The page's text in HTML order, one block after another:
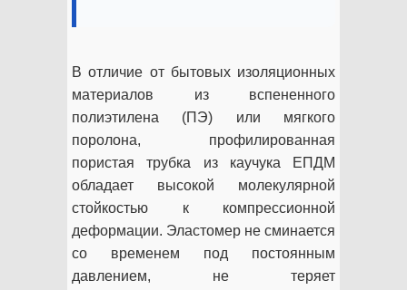
В отличие от бытовых изоляционных
материалов из вспененного
полиэтилена (ПЭ) или мягкого
поролона, профилированная
пористая трубка из каучука ЕПДМ
обладает высокой молекулярной
стойкостью к компрессионной
деформации. Эластомер не сминается
со временем под постоянным
давлением, не теряет